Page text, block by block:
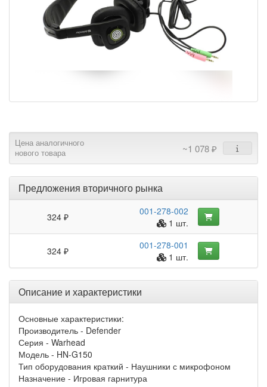
Цена аналогичного
нового товара
~1 078 ₽
Предложения вторичного рынка
324 ₽
001-278-002
1 шт.
324 ₽
001-278-001
1 шт.
Описание и характеристики
Основные характеристики:
Производитель - Defender
Серия - Warhead
Модель - HN-G150
Тип оборудования краткий - Наушники с микрофоном
Назначение - Игровая гарнитура